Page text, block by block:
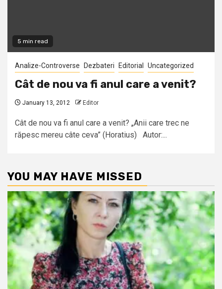
5 min read
Analize-Controverse Dezbateri Editorial Uncategorized
Cât de nou va fi anul care a venit?
January 13, 2012 Editor
Cât de nou va fi anul care a venit? „Anii care trec ne
răpesc mereu câte ceva” (Horatius) Autor:...
YOU MAY HAVE MISSED